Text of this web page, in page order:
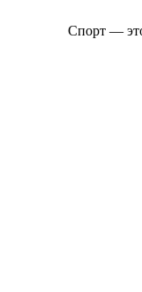
Спорт —